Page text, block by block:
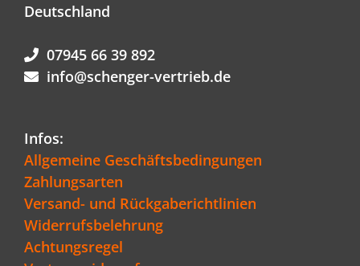
Deutschland
07945 66 39 892
info@schenger-vertrieb.de
Infos:
Allgemeine Geschäftsbedingungen
Zahlungsarten
Versand- und Rückgaberichtlinien
Widerrufsbelehrung
Achtungsregel